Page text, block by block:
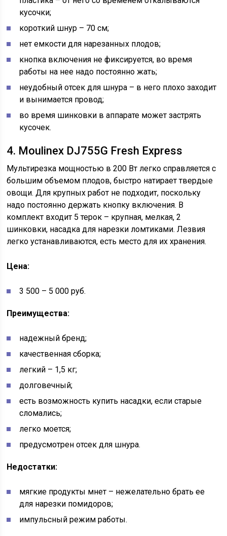
кусочки;
короткий шнур – 70 см;
нет емкости для нарезанных плодов;
кнопка включения не фиксируется, во время
работы на нее надо постоянно жать;
неудобный отсек для шнура – в него плохо заходит
и вынимается провод;
во время шинковки в аппарате может застрять
кусочек.
4. Moulinex DJ755G Fresh Express
Мультирезка мощностью в 200 Вт легко справляется с
большим объемом плодов, быстро натирает твердые
овощи. Для крупных работ не подходит, поскольку
надо постоянно держать кнопку включения. В
комплект входит 5 терок – крупная, мелкая, 2
шинковки, насадка для нарезки ломтиками. Лезвия
легко устанавливаются, есть место для их хранения.
Цена:
3 500 – 5 000 руб.
Преимущества:
надежный бренд;
качественная сборка;
легкий – 1,5 кг;
долговечный;
есть возможность купить насадки, если старые
сломались;
легко моется;
предусмотрен отсек для шнура.
Недостатки:
мягкие продукты мнет – нежелательно брать ее
для нарезки помидоров;
импульсный режим работы.